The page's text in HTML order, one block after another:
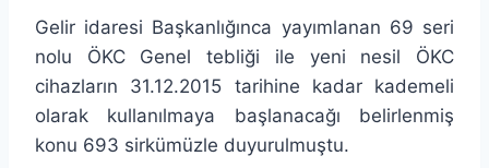
Gelir idaresi Başkanlığınca yayımlanan 69 seri
nolu ÖKC Genel tebliği ile yeni nesil ÖKC
cihazların 31.12.2015 tarihine kadar kademeli
olarak kullanılmaya başlanacağı belirlenmiş
konu 693 sirkümüzle duyurulmuştu.